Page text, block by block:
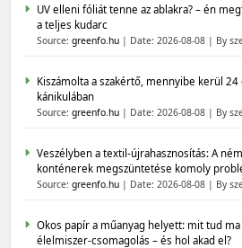
UV elleni fóliát tenne az ablakra? – én
a teljes kudarc
Source: greenfo.hu Date: 2026-08-08 By
Kiszámolta a szakértő, mennyibe kerül 24
kánikulában
Source: greenfo.hu Date: 2026-08-08 By
Veszélyben a textil-újrahasznosítás: A
konténerek megszüntetése komoly
Source: greenfo.hu Date: 2026-08-08 By
Okos papír a műanyag helyett: mit tud
élelmiszer-csomagolás – és hol akad el?